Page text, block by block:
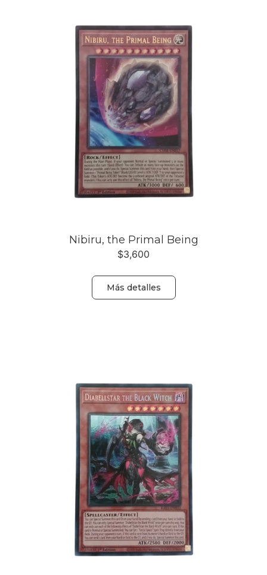
Nibiru, the Primal Being
$3,600
Más detalles